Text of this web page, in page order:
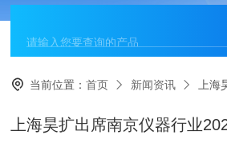
当前位置：首页 新闻资讯 上海
上海昊扩出席南京仪器行业